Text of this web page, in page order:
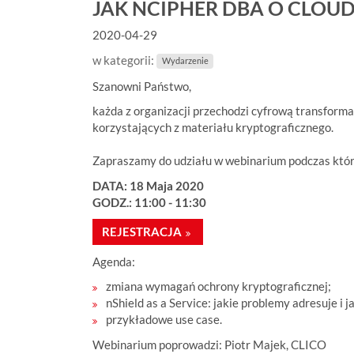
s
t
ś
w
JAK NCIPHER DBA O
2020-04-29
w kategorii:
Wydarzenie
Szanowni Państwo,
każda z organizacji przechodzi cyfrową
korzystających z materiału kryptograficznego.
Zapraszamy do udziału w webinarium podczas
DATA: 18 Maja 2020
GODZ.: 11:00 - 11:30
REJESTRACJA
Agenda:
zmiana wymagań ochrony kryptograficznej;
nShield as a Service: jakie problemy adresuje i
przykładowe use case.
Webinarium poprowadzi: Piotr Majek, CLICO